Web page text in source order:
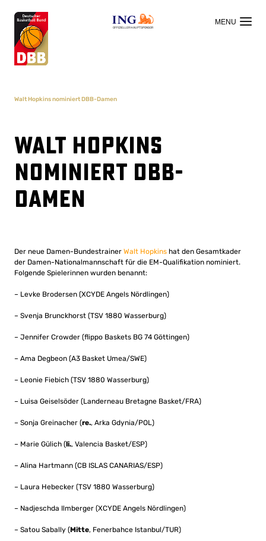
OFFIZIELLER HAUPTSPONSOR
Walt Hopkins nominiert DBB-Damen
Walt Hopkins
nominiert DBB-
Damen
Der neue Damen-Bundestrainer Walt Hopkins hat den Gesamtkader
der Damen-Nationalmannschaft für die EM-Qualifikation nominiert.
Folgende Spielerinnen wurden benannt:
– Levke Brodersen (XCYDE Angels Nördlingen)
– Svenja Brunckhorst (TSV 1880 Wasserburg)
– Jennifer Crowder (flippo Baskets BG 74 Göttingen)
– Ama Degbeon (A3 Basket Umea/SWE)
– Leonie Fiebich (TSV 1880 Wasserburg)
– Luisa Geiselsöder (Landerneau Bretagne Basket/FRA)
– Sonja Greinacher (re., Arka Gdynia/POL)
– Marie Gülich (li., Valencia Basket/ESP)
– Alina Hartmann (CB ISLAS CANARIAS/ESP)
– Laura Hebecker (TSV 1880 Wasserburg)
– Nadjeschda Ilmberger (XCYDE Angels Nördlingen)
– Satou Sabally (Mitte, Fenerbahce Istanbul/TUR)